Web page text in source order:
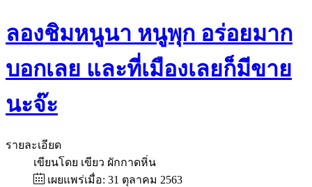
ลองชิมหนูนา หนูพุก อร่อยมาก
บอกเลย และที่เมืองเลยก็มีขาย
นะจ๊ะ
รายละเอียด
เขียนโดย เขียว ผักกาดหิ่น
เผยแพร่เมื่อ: 31 ตุลาคม 2563